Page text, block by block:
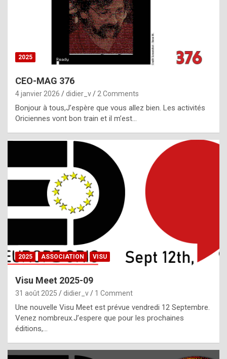
t
o
r
p
e
c
i
l
,
g
h
t
f
2025
CEO-MAG 376
4 janvier 2026 didier_v 2 Comments
Bonjour à tous,J’espère que vous allez bien. Les activités
Oriciennes vont bon train et il m’est…
2025 ASSOCIATION VISU
Visu Meet 2025-09
31 août 2025 didier_v 1 Comment
Une nouvelle Visu Meet est prévue vendredi 12 Septembre.
Venez nombreux.J’espere que pour les prochaines
éditions,…